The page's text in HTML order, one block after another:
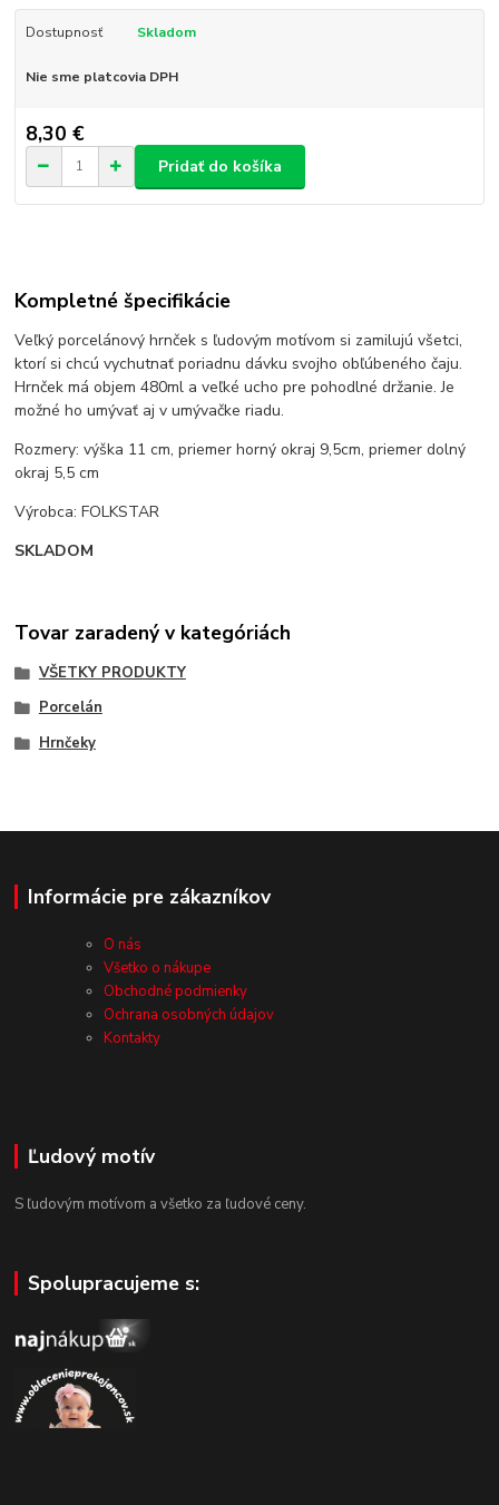
Dostupnosť Skladom
Nie sme platcovia DPH
8,30 €
Pridať do košíka
Kompletné špecifikácie
Veľký porcelánový hrnček s ľudovým motívom si zamilujú všetci,
ktorí si chcú vychutnať poriadnu dávku svojho obľúbeného čaju.
Hrnček má objem 480ml a veľké ucho pre pohodlné držanie. Je
možné ho umývať aj v umývačke riadu.
Rozmery: výška 11 cm, priemer horný okraj 9,5cm, priemer dolný
okraj 5,5 cm
Výrobca: FOLKSTAR
SKLADOM
Tovar zaradený v kategóriách
VŠETKY PRODUKTY
Porcelán
Hrnčeky
Informácie pre zákazníkov
O nás
Všetko o nákupe
Obchodné podmienky
Ochrana osobných údajov
Kontakty
Ľudový motív
S ľudovým motívom a všetko za ľudové ceny.
Spolupracujeme s: